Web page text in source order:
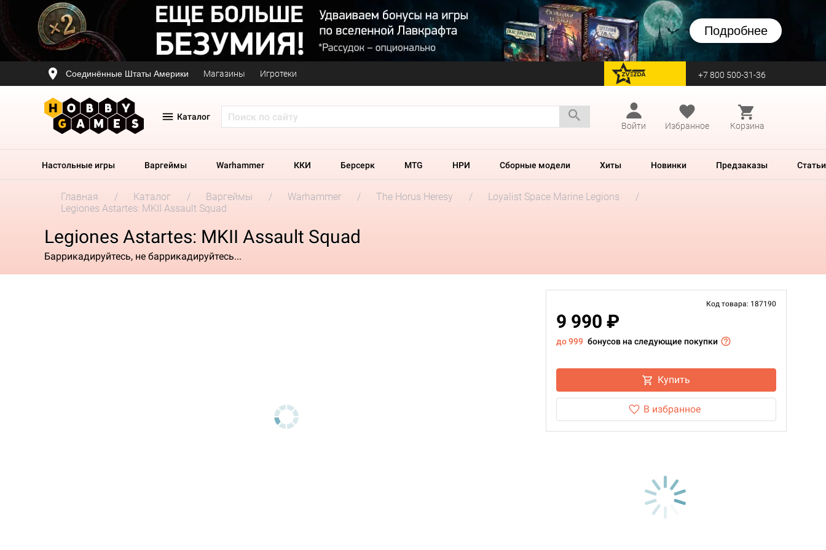
Подробнее
Соединённые Штаты Америки Магазины Игротеки перейти на Zvezda +7 800 500-31-36
Каталог
Войти
Избранное Корзина
Настольные игры Варгеймы Warhammer ККИ Берсерк MTG НРИ Сборные модели Хиты Новинки Предзаказы Статьи
Главная Каталог Варгеймы Warhammer The Horus Heresy
Loyalist Space Marine Legions
Legiones Astartes: MKII Assault Squad
Legiones Astartes: MKII Assault Squad
Баррикадируйтесь, не баррикадируйтесь...
Код товара: 187190
9 990 ₽
до 999 бонусов на следующие покупки
Купить
В избранное